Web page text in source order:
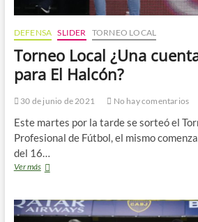
DEFENSA SLIDER TORNEO LOCAL
Torneo Local ¿Una
para El Halcón?
30 de junio de 2021 No hay comentarios
Este martes por la tarde se sorteó el
Profesional de Fútbol, el mismo
del 16…
Ver másTorneo
cuenta
pendiente